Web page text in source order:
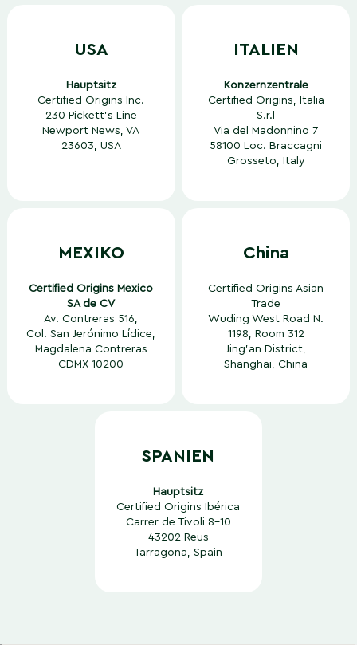
USA
Hauptsitz
Certified Origins Inc.
230 Pickett’s Line
Newport News, VA
23603, USA
ITALIEN
Konzernzentrale
Certified Origins, Italia
S.r.l
Via del Madonnino 7
58100 Loc. Braccagni
Grosseto, Italy
MEXIKO
Certified Origins Mexico
SA de CV
Av. Contreras 516,
Col. San Jerónimo Lídice,
Magdalena Contreras
CDMX 10200
China
Certified Origins Asian
Trade
Wuding West Road N.
1198, Room 312
Jing’an District,
Shanghai, China
SPANIEN
Hauptsitz
Certified Origins Ibérica
Carrer de Tivoli 8-10
43202 Reus
Tarragona, Spain